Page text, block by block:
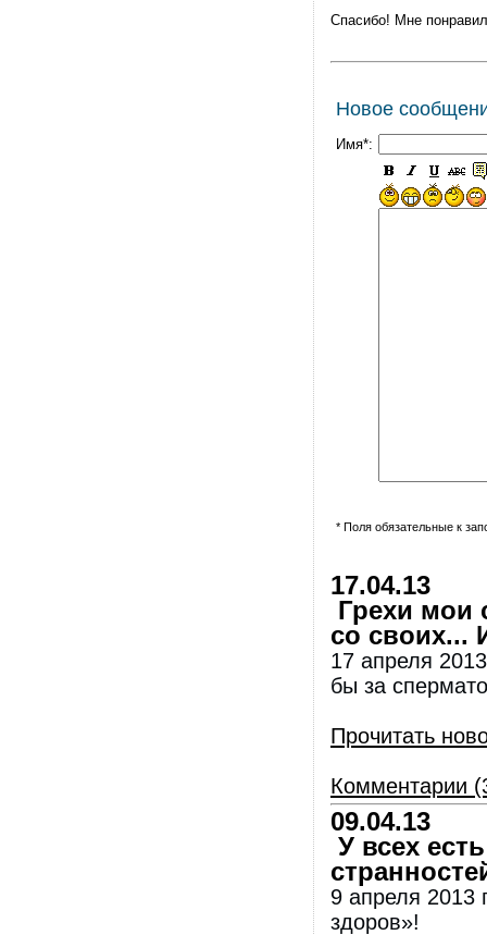
Спасибо! Мне
Новое
Имя*:
* Поля обязательные к
17.04.13
Грехи мои
со своих...
17 апреля
бы за
Прочитать
Комментарии
09.04.13
У всех
9 апреля 2013
здоров»!